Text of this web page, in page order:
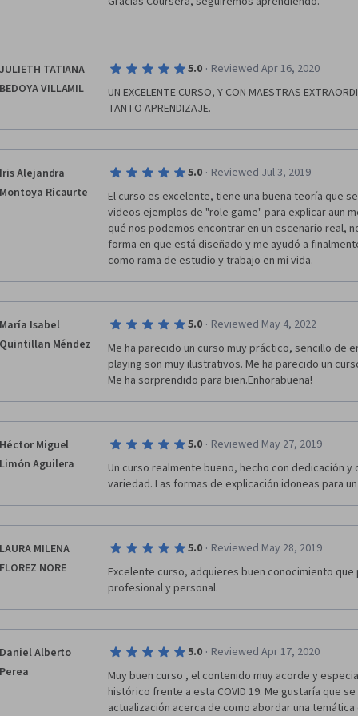
JULIETH TATIANA
BEDOYA VILLAMIL
5.0 · Reviewed Apr 16, 2020
UN EXCELENTE CURSO, Y CON MAESTRAS
TANTO APRENDIZAJE.
Iris Alejandra
Montoya Ricaurte
5.0 · Reviewed Jul 3, 2019
El curso es excelente, tiene una buena teoría que
videos ejemplos de "role game" para explicar aun
qué nos podemos encontrar en un escenario real,
forma en que está diseñado y me ayudó a
como rama de estudio y trabajo en mi vida.
María Isabel
Quintillan Méndez
5.0 · Reviewed May 4, 2022
Me ha parecido un curso muy práctico, sencillo de
playing son muy ilustrativos. Me ha parecido un
Me ha sorprendido para bien.Enhorabuena!
Héctor Miguel
Limón Aguilera
5.0 · Reviewed May 27, 2019
Un curso realmente bueno, hecho con dedicación y
variedad. Las formas de explicación idoneas para
LAURA MILENA
FLOREZ NORE
5.0 · Reviewed May 28, 2019
Excelente curso, adquieres buen conocimiento
profesional y personal.
Daniel Alberto
Perea
5.0 · Reviewed Apr 17, 2020
Muy buen curso , el contenido muy acorde y
histórico frente a esta COVID 19. Me gustaría que
actualización acerca de como abordar una